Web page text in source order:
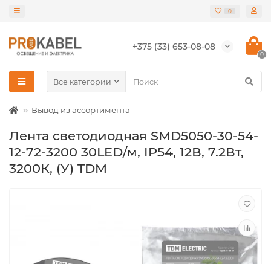
0
+375 (33) 653-08-08
0
Все категории
Вывод из ассортимента
Лента светодиодная SMD5050-30-54-
12-72-3200 30LED/м, IP54, 12В, 7.2Вт,
3200К, (У) TDM